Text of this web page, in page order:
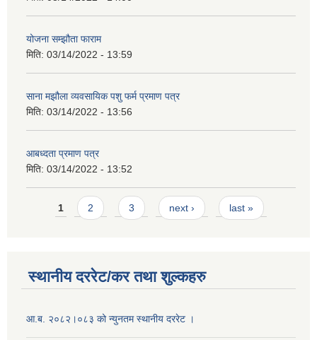
योजना सम्झौता फाराम
मिति: 03/14/2022 - 13:59
साना मझौला व्यवसायिक पशु फर्म प्रमाण पत्र
मिति: 03/14/2022 - 13:56
आबध्दता प्रमाण पत्र
मिति: 03/14/2022 - 13:52
Pages
1 2 3 next › last »
स्थानीय दररेट/कर तथा शुल्कहरु
आ.ब. २०८२।०८३ को न्युनतम स्थानीय दररेट ।